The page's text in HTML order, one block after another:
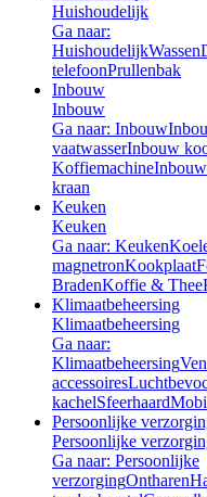
Huishoudelijk
Ga naar:
HuishoudelijkWassen
telefoonPrullenbak
Inbouw
Inbouw
Ga naar: Inbouw
vaatwasserInbouw
Koffiemachine
kraan
Keuken
Keuken
Ga naar: Keuken
magnetronKookplaat
BradenKoffie & Thee
Klimaatbeheersing
Klimaatbeheersing
Ga naar:
Klimaatbeheersing
accessoires
kachelSfeerhaard
Persoonlijke
Persoonlijke
Ga naar: Persoonlijke
verzorgingOntharen